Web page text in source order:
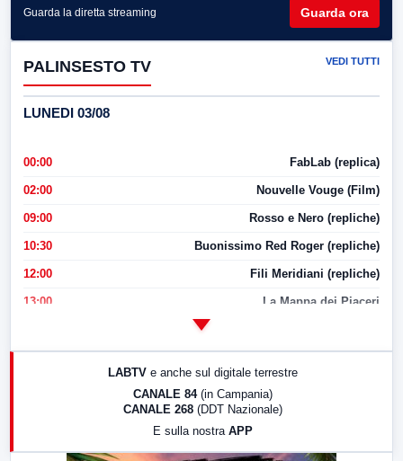
Guarda la diretta streaming Guarda ora
PALINSESTO TV VEDI TUTTI
LUNEDI 03/08
00:00 FabLab (replica)
02:00 Nouvelle Vouge (Film)
09:00 Rosso e Nero (repliche)
10:30 Buonissimo Red Roger (repliche)
12:00 Fili Meridiani (repliche)
13:00 La Mappa dei Piaceri
LABTV e anche sul digitale terrestre
CANALE 84 (in Campania)
CANALE 268 (DDT Nazionale)
E sulla nostra APP